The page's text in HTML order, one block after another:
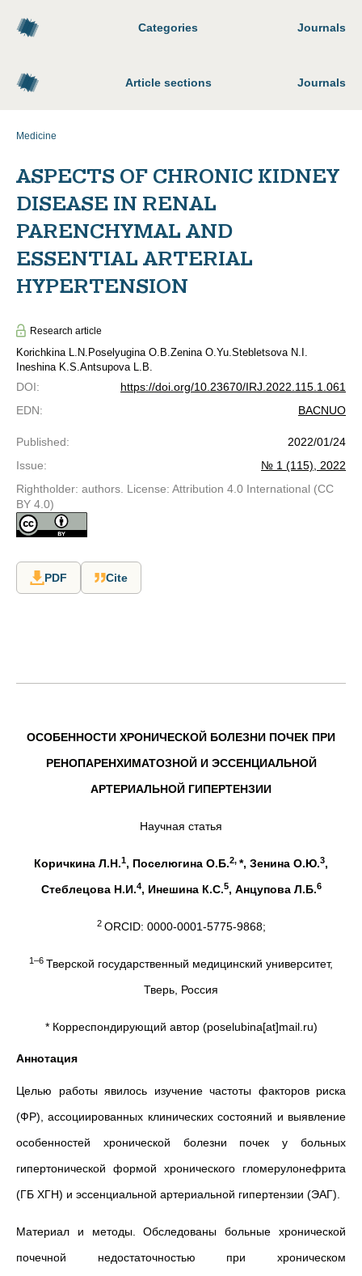
Categories Journals
Article sections Journals
Medicine
ASPECTS OF CHRONIC KIDNEY
DISEASE IN RENAL
PARENCHYMAL AND
ESSENTIAL ARTERIAL
HYPERTENSION
Research article
Korichkina L.N. Poselyugina O.B.Zenina O.Yu.Stebletsova N.I.
Ineshina K.S.Antsupova L.B.
DOI:
https://doi.org/10.23670/IRJ.2022.115.1.061
EDN: BACNUO
Published:
2022/01/24
Issue:
№ 1 (115), 2022
Rightholder: authors. License: Attribution 4.0 International (CC
BY 4.0)
PDF Cite
ОСОБЕННОСТИ ХРОНИЧЕСКОЙ БОЛЕЗНИ ПОЧЕК ПРИ
РЕНОПАРЕНХИМАТОЗНОЙ И ЭССЕНЦИАЛЬНОЙ
АРТЕРИАЛЬНОЙ ГИПЕРТЕНЗИИ
Научная статья
Коричкина Л.Н.1, Поселюгина О.Б.2, *, Зенина О.Ю.3,
Стеблецова Н.И.4, Инешина К.С.5, Анцупова Л.Б.6
2 ORCID: 0000-0001-5775-9868;
1–6 Тверской государственный медицинский университет,
Тверь, Россия
* Корреспондирующий автор (poselubina[at]mail.ru)
Аннотация
Целью работы явилось изучение частоты факторов риска
(ФР), ассоциированных клинических состояний и выявление
особенностей хронической болезни почек у больных
гипертонической формой хронического гломерулонефрита
(ГБ ХГН) и эссенциальной артериальной гипертензии (ЭАГ).
Материал и методы. Обследованы больные хронической
почечной недостаточностью при хроническом